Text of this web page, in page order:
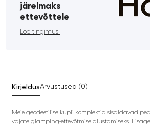
järelmaks
ettevõttele
Loe tingimusi
KirjeldusArvustused (0)
Meie geodeetilise kupli komplektid sisaldavad
vajate glamping-ettevõtmise alustamiseks.